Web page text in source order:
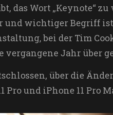
das Wort „Keynote“
und wichtiger Begriff
bei der Tim
Jahr über
über die
Pro und iPhone 11 Pro